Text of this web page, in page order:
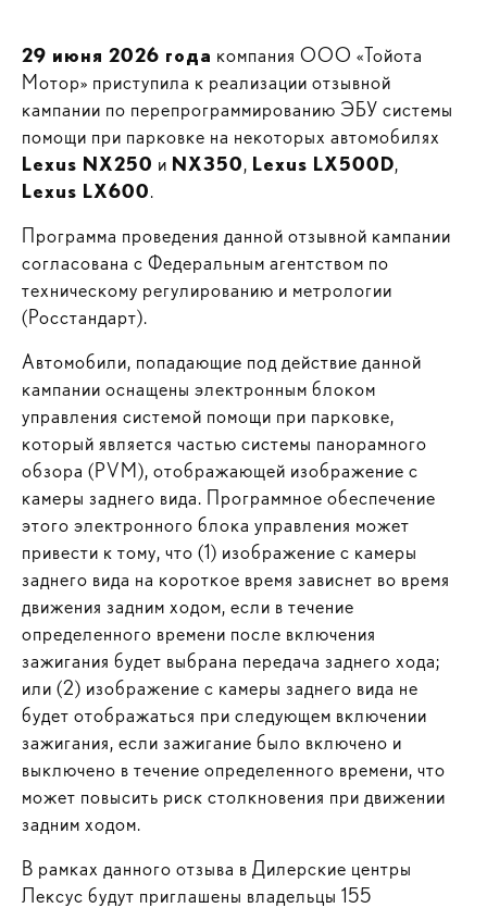
29 июня 2026 года компания ООО «Тойота
Мотор» приступила к реализации отзывной
кампании по перепрограммированию ЭБУ системы
помощи при парковке на некоторых автомобилях
Lexus NX250 и NX350, Lexus LX500D,
Lexus LX600.
Программа проведения данной отзывной кампании
согласована с Федеральным агентством по
техническому регулированию и метрологии
(Росстандарт).
Автомобили, попадающие под действие данной
кампании оснащены электронным блоком
управления системой помощи при парковке,
который является частью системы панорамного
обзора (PVM), отображающей изображение с
камеры заднего вида. Программное обеспечение
этого электронного блока управления может
привести к тому, что (1) изображение с камеры
заднего вида на короткое время зависнет во время
движения задним ходом, если в течение
определенного времени после включения
зажигания будет выбрана передача заднего хода;
или (2) изображение с камеры заднего вида не
будет отображаться при следующем включении
зажигания, если зажигание было включено и
выключено в течение определенного времени, что
может повысить риск столкновения при движении
задним ходом.
В рамках данного отзыва в Дилерские центры
Лексус будут приглашены владельцы 155